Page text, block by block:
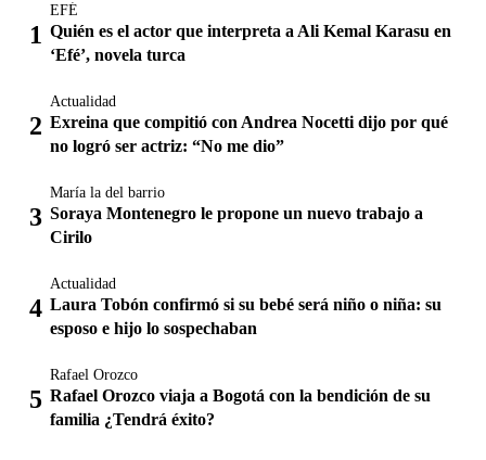
EFÉ
Quién es el actor que interpreta a Ali Kemal Karasu en
‘Efé’, novela turca
Actualidad
Exreina que compitió con Andrea Nocetti dijo por qué
no logró ser actriz: “No me dio”
María la del barrio
Soraya Montenegro le propone un nuevo trabajo a
Cirilo
Actualidad
Laura Tobón confirmó si su bebé será niño o niña: su
esposo e hijo lo sospechaban
Rafael Orozco
Rafael Orozco viaja a Bogotá con la bendición de su
familia ¿Tendrá éxito?